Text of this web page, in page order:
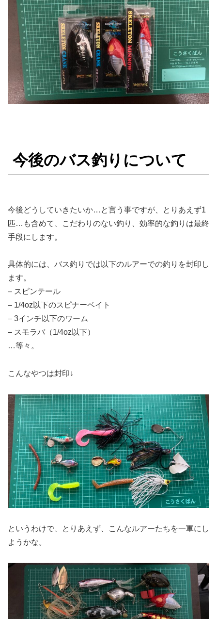
今後のバス釣りについて
今後どうしていきたいか…と言う事ですが、とりあえず1
匹…も含めて、こだわりのない釣り、効率的な釣りは最終
手段にします。
具体的には、バス釣りでは以下のルアーでの釣りを封印し
ます。
– スピンテール
– 1/4oz以下のスピナーベイト
– 3インチ以下のワーム
– スモラバ（1/4oz以下）
…等々。
こんなやつは封印↓
というわけで、とりあえず、こんなルアーたちを一軍にし
ようかな。